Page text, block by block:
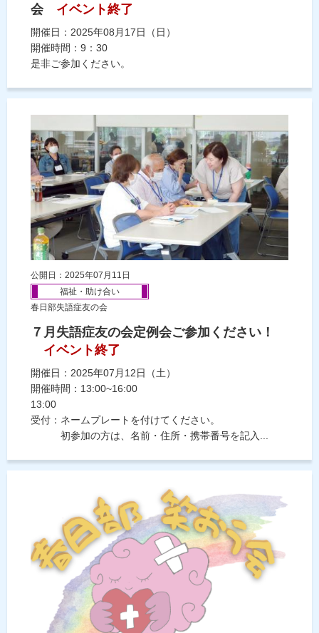
会
イベント終了
開催日：2025年08月17日（日）
開催時間：9：30
是非ご参加ください。
公開日：2025年07月11日
福祉・助け合い
春日部失語症友の会
７月失語症友の会定例会ご参加ください！
イベント終了
開催日：2025年07月12日（土）
開催時間：13:00~16:00
13:00
受付：ネームプレートを付けてください。
初参加の方は、名前・住所・携帯番号を記入...